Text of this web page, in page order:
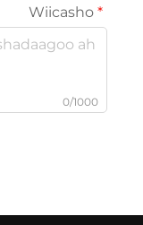
0/1000